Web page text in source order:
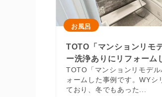
お風呂
TOTO「マンションリモ
ー洗浄ありにリフォーム
TOTO「マンションリモデ
ォームした事例です。WYシ
ており、冬でもあった...